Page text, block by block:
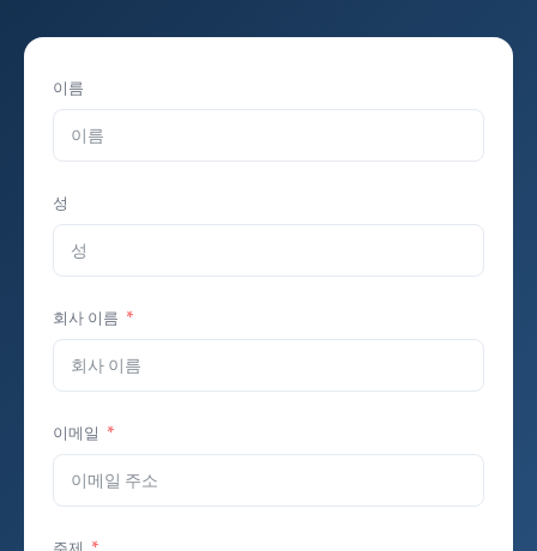
이름
성
회사 이름
이메일
주제